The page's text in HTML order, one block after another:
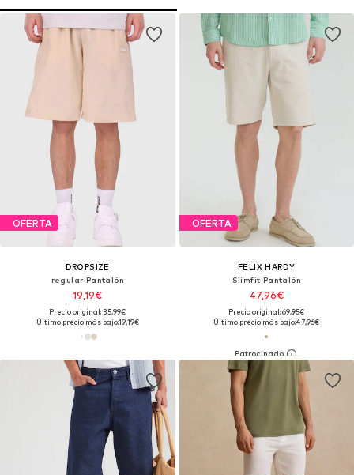
OFERTA
DROPSIZE
regular Pantalón
19,19€
Precio original: 35,99€
Último precio más bajo:19,19€
OFERTA
FELIX HARDY
Slimfit Pantalón
47,96€
Precio original: 69,95€
Último precio más bajo:47,96€